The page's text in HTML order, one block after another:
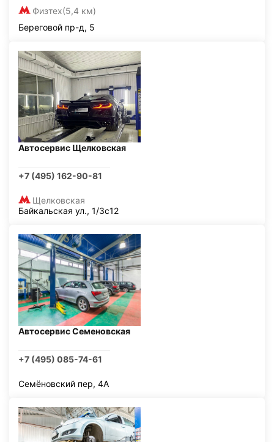
Физтех(5,4 км)
Береговой пр-д, 5
Автосервис Щелковская
+7 (495) 162-90-81
Щелковская
Байкальская ул., 1/3с12
Автосервис Семеновская
+7 (495) 085-74-61
Семёновский пер, 4А